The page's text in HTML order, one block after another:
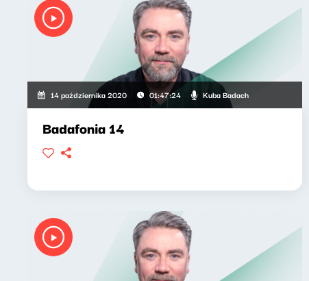
14 października 2020 01:47:24 Kuba Badach
Badafonia 14